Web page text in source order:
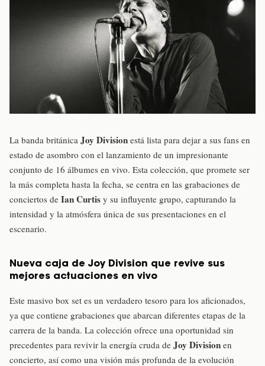
La banda británica Joy Division está lista para dejar a sus fans en
estado de asombro con el lanzamiento de un impresionante
conjunto de 16 álbumes en vivo. Esta colección, que promete ser
la más completa hasta la fecha, se centra en las grabaciones de
conciertos de Ian Curtis y su influyente grupo, capturando la
intensidad y la atmósfera única de sus presentaciones en el
escenario.
Nueva caja de Joy Division que revive sus
mejores actuaciones en vivo
Este masivo box set es un verdadero tesoro para los aficionados,
ya que contiene grabaciones que abarcan diferentes etapas de la
carrera de la banda. La colección ofrece una oportunidad sin
precedentes para revivir la energía cruda de Joy Division en
concierto, así como una visión más profunda de la evolución